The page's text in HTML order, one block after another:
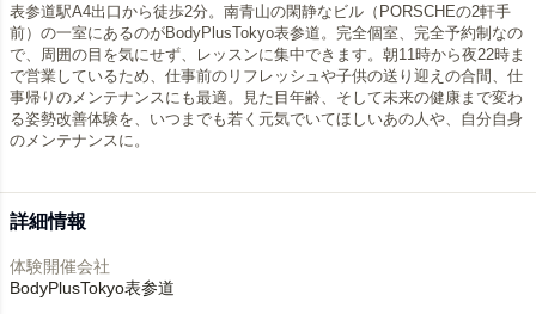
表参道駅A4出口から徒歩2分。南青山の閑静なビル（PORSCHEの2軒手
前）の一室にあるのがBodyPlusTokyo表参道。完全個室、完全予約制なの
で、周囲の目を気にせず、レッスンに集中できます。朝11時から夜22時ま
で営業しているため、仕事前のリフレッシュや子供の送り迎えの合間、仕
事帰りのメンテナンスにも最適。見た目年齢、そして未来の健康まで変わ
る姿勢改善体験を、いつまでも若く元気でいてほしいあの人や、自分自身
のメンテナンスに。
詳細情報
体験開催会社
BodyPlusTokyo表参道